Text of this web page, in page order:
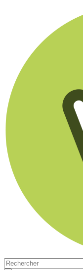
Rechercher